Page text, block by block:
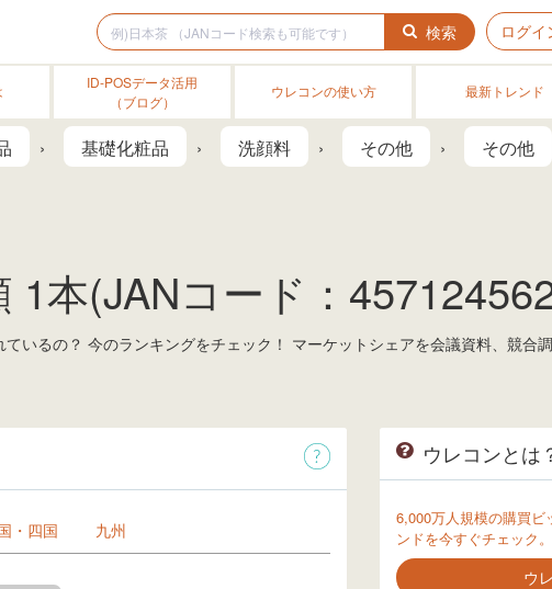
検索 ログイ
ID-POSデータ活用
（ブログ）
ウレコンの使い方 最新トレンド
基礎化粧品 洗顔料 その他 その他
本(JANコード：
いるの？ 今のランキングをチェック！ マーケットシェアを会議資料、競合
・四国 九州
ウレコンとは
6,000万人規模の購買
ンドを今すぐチェック
ウ